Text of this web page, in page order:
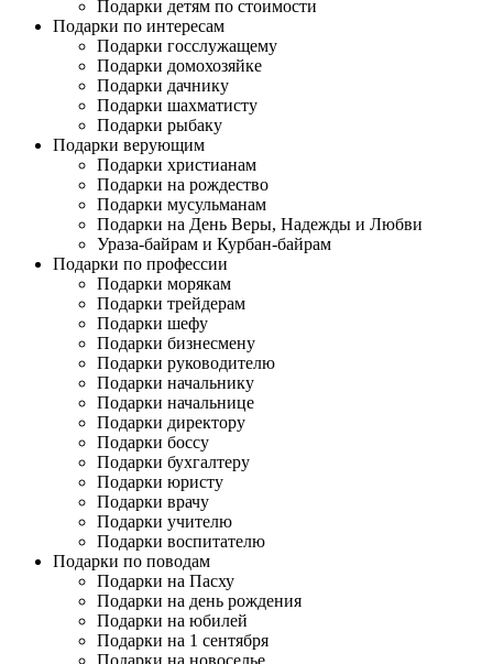
Подарки детям по стоимости
Подарки по интересам
Подарки госслужащему
Подарки домохозяйке
Подарки дачнику
Подарки шахматисту
Подарки рыбаку
Подарки верующим
Подарки христианам
Подарки на рождество
Подарки мусульманам
Подарки на День Веры, Надежды и Любви
Ураза-байрам и Курбан-байрам
Подарки по профессии
Подарки морякам
Подарки трейдерам
Подарки шефу
Подарки бизнесмену
Подарки руководителю
Подарки начальнику
Подарки начальнице
Подарки директору
Подарки боссу
Подарки бухгалтеру
Подарки юристу
Подарки врачу
Подарки учителю
Подарки воспитателю
Подарки по поводам
Подарки на Пасху
Подарки на день рождения
Подарки на юбилей
Подарки на 1 сентября
Подарки на новоселье